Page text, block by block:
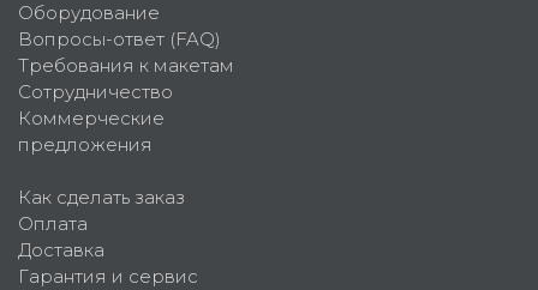
Оборудование
Вопросы-ответ (FAQ)
Требования к макетам
Сотрудничество
Коммерческие
предложения
Как сделать заказ
Оплата
Доставка
Гарантия и сервис